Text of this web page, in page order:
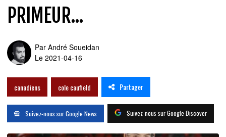
PRIMEUR...
Par André Soueidan
Le 2021-04-16
canadiens cole caufield Partager
Suivez-nous sur Google News Suivez-nous sur Google Discover